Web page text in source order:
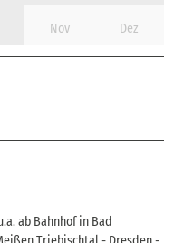
Nov Dez
ab Bahnhof in Bad